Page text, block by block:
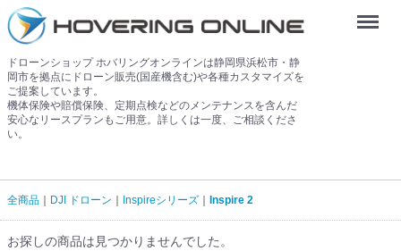
ドローンショップ ホバリングオンラインは静岡県浜松市・静
岡市を拠点にドローン販売(国産機含む)や各種カスタマイズを
ご提案しています。
機体保険や賠償保険、定期点検などのメンテナンスを含んだ
安心なリースプランもご用意。詳しくは一度、ご相談くださ
い。
Menu
全商品 DJI ドローン Inspireシリーズ Inspire 2
お探しの商品は見つかりませんでした。